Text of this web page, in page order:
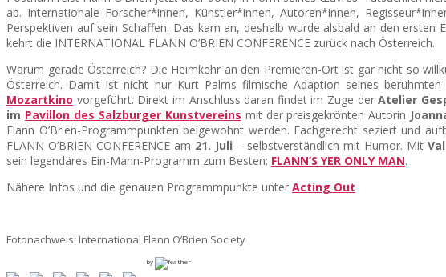
ab. Internationale Forscher*innen, Künstler*innen, Autoren*innen,
Perspektiven auf sein Schaffen. Das kam an, deshalb wurde alsbald an den
kehrt die INTERNATIONAL FLANN O’BRIEN CONFERENCE zurück nach Österreich.
Warum gerade Österreich? Die Heimkehr an den Premieren-Ort ist gar nicht so
Österreich. Damit ist nicht nur Kurt Palms filmische Adaption seines berühmten
Mozartkino vorgeführt. Direkt im Anschluss daran findet im Zuge derAtelier
im Pavillon des Salzburger Kunstvereins mit der preisgekrönten Autorin
Flann O’Brien-Programmpunkten beigewohnt werden. Fachgerecht seziert und
FLANN O’BRIEN CONFERENCE am 21. Juli – selbstverständlich mit Humor. Mit
sein legendäres Ein-Mann-Programm zum Besten: FLANN’S YER ONLY MAN.
Nähere Infos und die genauen Programmpunkte unter Acting Out
Fotonachweis: International Flann O’Brien Society
by